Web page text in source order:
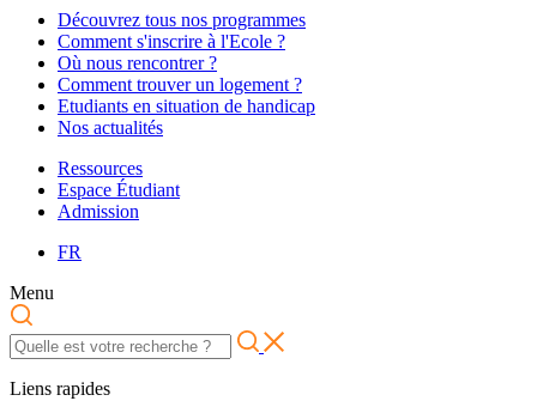
Découvrez tous nos programmes
Comment s'inscrire à l'Ecole ?
Où nous rencontrer ?
Comment trouver un logement ?
Etudiants en situation de handicap
Nos actualités
Ressources
Espace Étudiant
Admission
FR
Menu
Liens rapides